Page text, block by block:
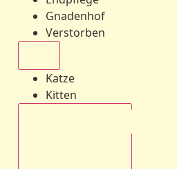
Gnadenhof
Verstorben
Katze
Kitten